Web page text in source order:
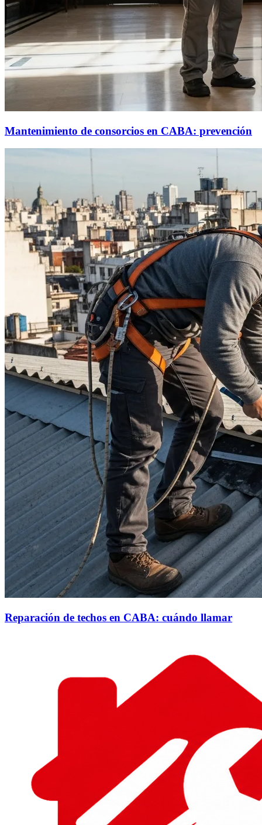
Mantenimiento de consorcios en CABA: prevención
Reparación de techos en CABA: cuándo llamar